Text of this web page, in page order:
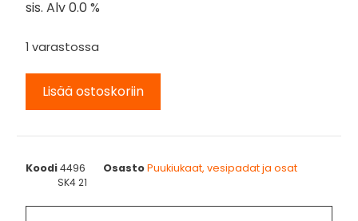
sis. Alv 0.0 %
1 varastossa
Lisää ostoskoriin
Koodi4496 OsastoPuukiukaat, vesipadat ja osat
SK4 21